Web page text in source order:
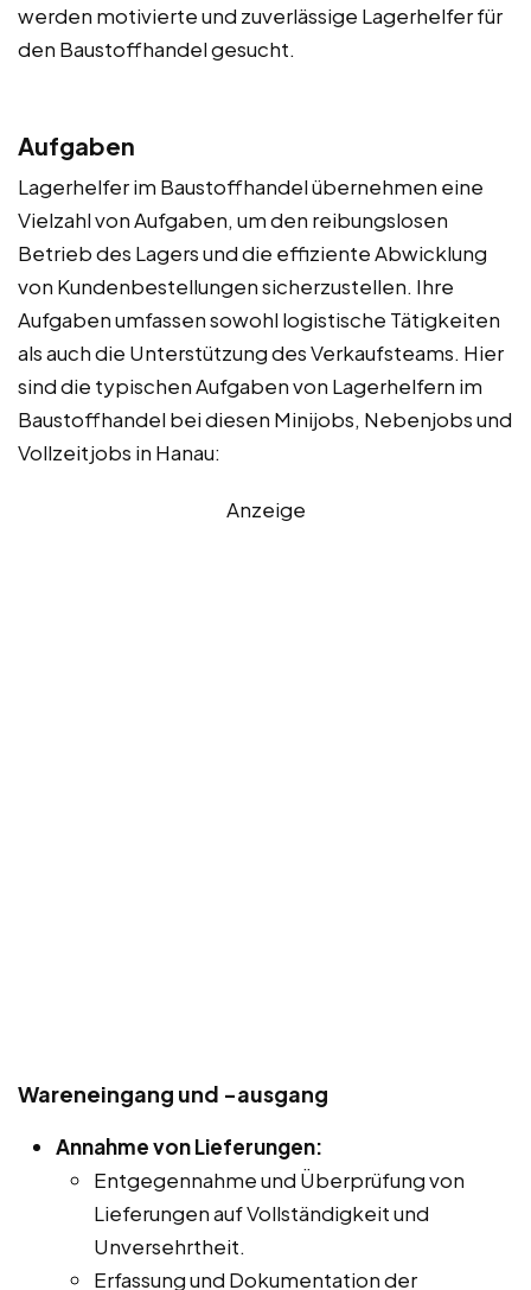
werden motivierte und zuverlässige Lagerhelfer für
den Baustoffhandel gesucht.
Aufgaben
Lagerhelfer im Baustoffhandel übernehmen eine
Vielzahl von Aufgaben, um den reibungslosen
Betrieb des Lagers und die effiziente Abwicklung
von Kundenbestellungen sicherzustellen. Ihre
Aufgaben umfassen sowohl logistische Tätigkeiten
als auch die Unterstützung des Verkaufsteams. Hier
sind die typischen Aufgaben von Lagerhelfern im
Baustoffhandel bei diesen Minijobs, Nebenjobs und
Vollzeitjobs in Hanau:
Anzeige
Wareneingang und -ausgang
Annahme von Lieferungen:
Entgegennahme und Überprüfung von
Lieferungen auf Vollständigkeit und
Unversehrtheit.
Erfassung und Dokumentation der